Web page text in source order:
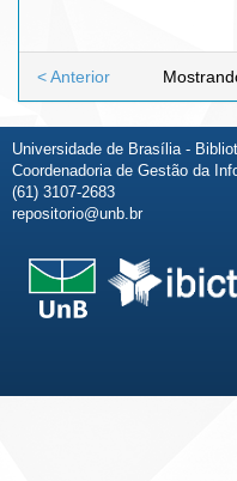
< Anterior
Universidade de Brasília -
Coordenadoria de Gestão da
(61) 3107-2683
repositorio@unb.br